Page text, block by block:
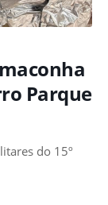
Parque
do 15º